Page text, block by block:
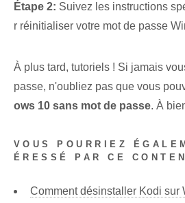
Étape 2: Suivez les instructions
r réinitialiser votre mot de passe
À plus tard, tutoriels ! Si jamais
passe, n'oubliez pas que vous
ows 10 sans mot de passe. À
VOUS POURRIEZ
ÉRESSÉ PAR CE
Comment désinstaller Kodi sur